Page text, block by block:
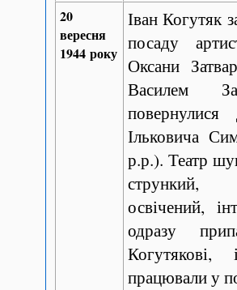
20
вересня
1944 року
Іван Когутяк
посаду
Оксани
Василем
Ільковича
р.р.). Театр
стрункий,
освічений,
одразу
працювали у